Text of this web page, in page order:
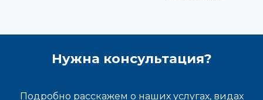
Нужна консультация?
Подробно расскажем о наших услугах, видах